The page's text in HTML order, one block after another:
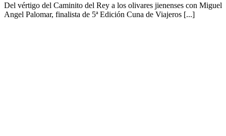
Del vértigo del Caminito del Rey a los olivares jienenses con Miguel
Angel Palomar, finalista de 5ª Edición Cuna de Viajeros [...]